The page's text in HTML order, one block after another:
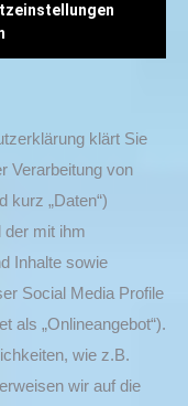
klärt Sie
Verarbeitung von
kurz „Daten“)
der mit ihm
Inhalte sowie
Social Media Profile
als „Onlineangebot“).
wie z.B.
wir auf die